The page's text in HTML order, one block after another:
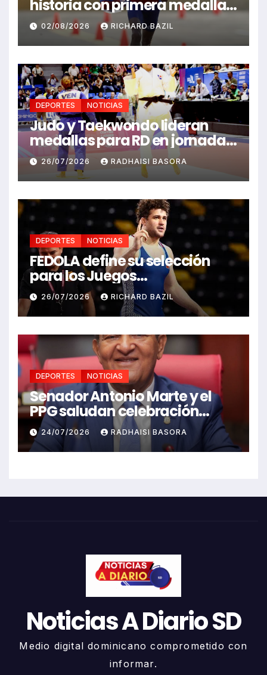
historia con primera medalla
en Juegos Santo Domingo
2026
02/08/2026 RICHARD BAZIL
DEPORTES NOTICIAS
Judo y Taekwondo lideran
medallas para RD en jornada
de Juego Santo Domingo 2026
26/07/2026 RADHAISI BASORA
DEPORTES NOTICIAS
FEDOLA define su selección
para los Juegos
Centroamericanos y del
Caribe Santo Domingo 2026
26/07/2026 RICHARD BAZIL
DEPORTES NOTICIAS
Senador Antonio Marte y el
PPG saludan celebración
Juegos Centroamericanos
24/07/2026 RADHAISI BASORA
Noticias A Diario SD
Medio digital dominicano comprometido con
informar.